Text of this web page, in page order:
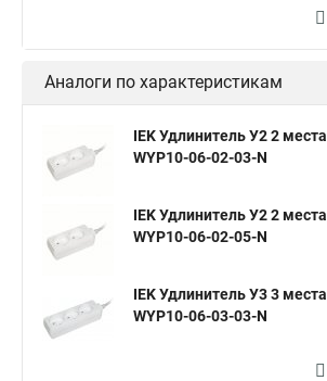
Аналоги по характеристикам
IEK Удлинитель У2 2 места
WYP10-06-02-03-N
IEK Удлинитель У2 2 места
WYP10-06-02-05-N
IEK Удлинитель У3 3 места
WYP10-06-03-03-N